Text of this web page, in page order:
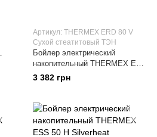
Артикул: THERMEX ERD 80 V
Сухой стеатитовый ТЭН
Бойлер электрический
накопительный THERMEX ERD
80 V SAFEDRY
3 382 грн